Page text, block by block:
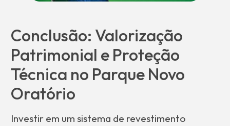
Conclusão: Valorização
Patrimonial e Proteção
Técnica no Parque Novo
Oratório
Investir em um sistema de revestimento